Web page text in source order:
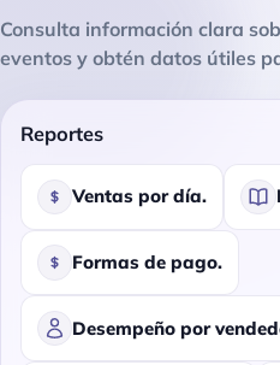
Consulta información clara
eventos y obtén datos útiles
Reportes
Ventas por día.
Formas de pago.
Desempeño por